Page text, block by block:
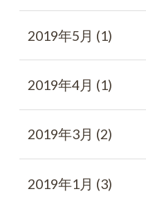
2019年5月 (1)
2019年4月 (1)
2019年3月 (2)
2019年1月 (3)